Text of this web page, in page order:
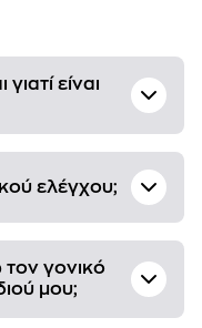
είναι
ελέγχου;
γονικό
μου;